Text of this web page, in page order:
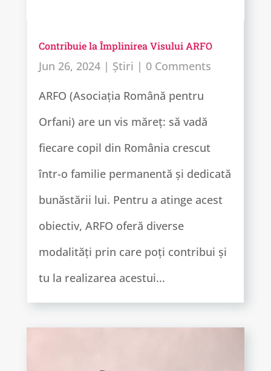
Contribuie la Împlinirea Visului ARFO
Jun 26, 2024| Știri | 0 Comments
ARFO (Asociația Română pentru
Orfani) are un vis măreț: să vadă
fiecare copil din România crescut
într-o familie permanentă și dedicată
bunăstării lui. Pentru a atinge acest
obiectiv, ARFO oferă diverse
modalități prin care poți contribui și
tu la realizarea acestui...